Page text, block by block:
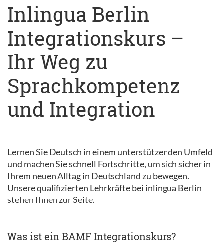
Inlingua Berlin
Integrationskurs –
Ihr Weg zu
Sprachkompetenz
und Integration
Lernen Sie Deutsch in einem unterstützenden Umfeld
und machen Sie schnell Fortschritte, um sich sicher in
Ihrem neuen Alltag in Deutschland zu bewegen.
Unsere qualifizierten Lehrkräfte bei inlingua Berlin
stehen Ihnen zur Seite.
Was ist ein BAMF Integrationskurs?